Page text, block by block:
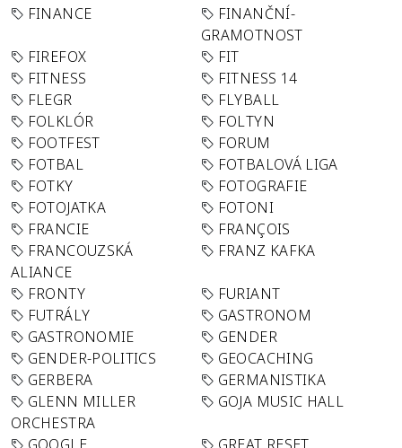
FINANCE
FINANČNÍ-
GRAMOTNOST
FIREFOX
FIT
FITNESS
FITNESS 14
FLEGR
FLYBALL
FOLKLÓR
FOLTYN
FOOTFEST
FORUM
FOTBAL
FOTBALOVÁ LIGA
FOTKY
FOTOGRAFIE
FOTOJATKA
FOTONI
FRANCIE
FRANÇOIS
FRANCOUZSKÁ
ALIANCE
FRANZ KAFKA
FRONTY
FURIANT
FUTRÁLY
GASTRONOM
GASTRONOMIE
GENDER
GENDER-POLITICS
GEOCACHING
GERBERA
GERMANISTIKA
GLENN MILLER
ORCHESTRA
GOJA MUSIC HALL